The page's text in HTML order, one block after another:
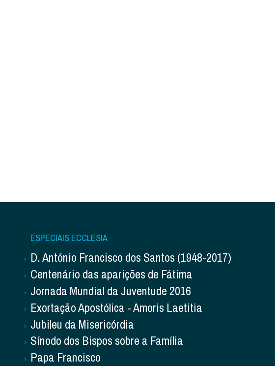
ESPECIAIS ECCLESIA
D. António Francisco dos Santos (1948-2017)
Centenário das aparições de Fátima
Jornada Mundial da Juventude 2016
Exortação Apostólica - Amoris Laetitia
Jubileu da Misericórdia
Sínodo dos Bispos sobre a Família
Papa Francisco